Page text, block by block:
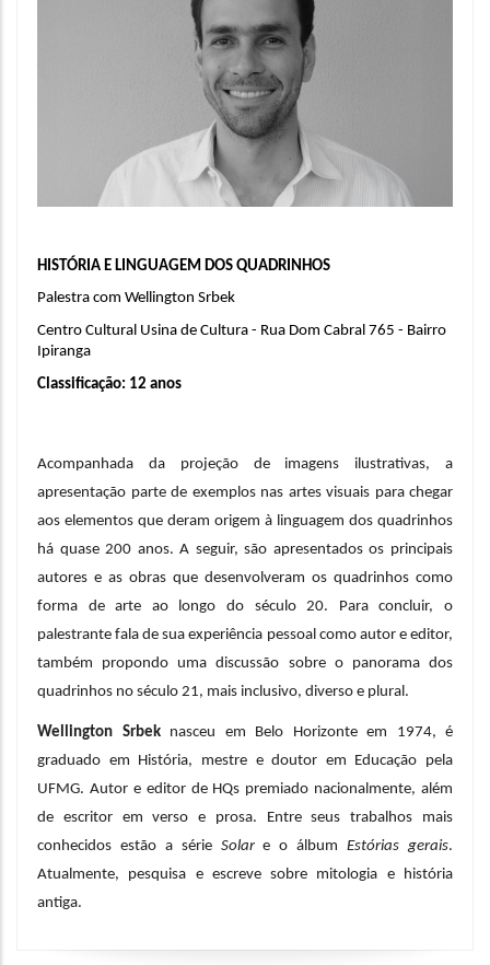
HISTÓRIA E LINGUAGEM DOS QUADRINHOS
Palestra com Wellington Srbek
Centro Cultural Usina de Cultura - Rua Dom Cabral 765 - Bairro
Ipiranga
Classificação: 12 anos
Acompanhada da projeção de imagens ilustrativas, a
apresentação parte de exemplos nas artes visuais para chegar
aos elementos que deram origem à linguagem dos quadrinhos
há quase 200 anos. A seguir, são apresentados os principais
autores e as obras que desenvolveram os quadrinhos como
forma de arte ao longo do século 20. Para concluir, o
palestrante fala de sua experiência pessoal como autor e editor,
também propondo uma discussão sobre o panorama dos
quadrinhos no século 21, mais inclusivo, diverso e plural.
Wellington Srbek nasceu em Belo Horizonte em 1974, é
graduado em História, mestre e doutor em Educação pela
UFMG. Autor e editor de HQs premiado nacionalmente, além
de escritor em verso e prosa. Entre seus trabalhos mais
conhecidos estão a série Solar e o álbum Estórias gerais.
Atualmente, pesquisa e escreve sobre mitologia e história
antiga.